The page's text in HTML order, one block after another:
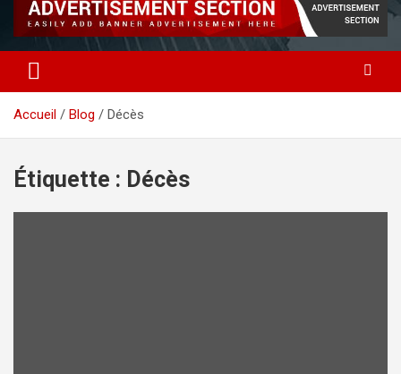
Accueil Blog Décès
Étiquette : Décès